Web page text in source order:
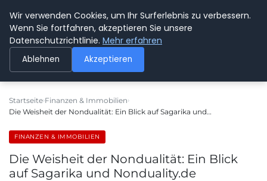
SPEDITION KUSS
Startseite Finanzen & Immobilien
Die Weisheit der Nondualität: Ein Blick auf Sagarika und…
FINANZEN & IMMOBILIEN
Die Weisheit der Nondualität: Ein Blick
auf Sagarika und Nonduality.de
Wir verwenden Cookies, um Ihr Surferlebnis zu verbessern.
Wenn Sie fortfahren, akzeptieren Sie unsere
Datenschutzrichtlinie. Mehr erfahren
Ablehnen Akzeptieren